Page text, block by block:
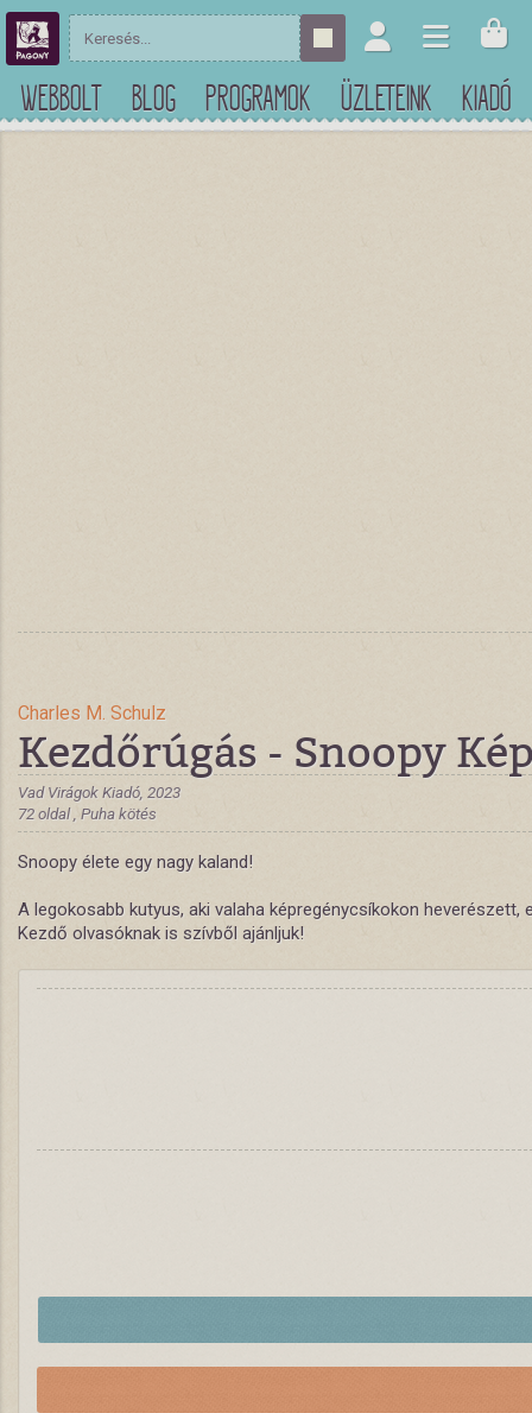
WEBBOLT BLOG PROGRAMOK ÜZLETEINK KIADÓ
Charles M. Schulz
Kezdőrúgás - Snoopy
Vad Virágok Kiadó, 2023
72 oldal , Puha kötés
Snoopy élete egy nagy kaland!
A legokosabb kutyus, aki valaha képregénycsíkokon
Kezdő olvasóknak is szívből ajánljuk!